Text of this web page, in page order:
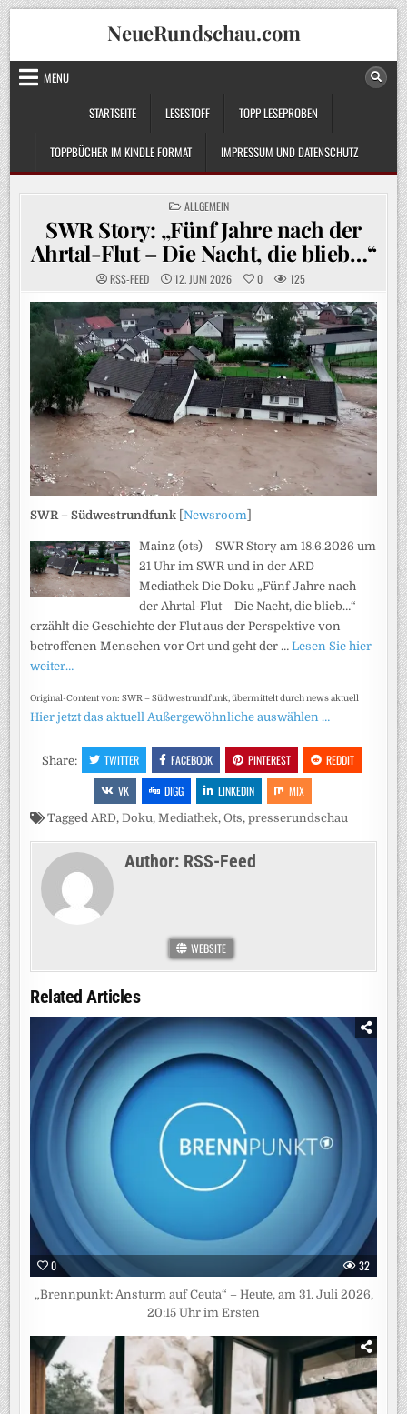
Skip
to
content
NeueRundschau.com
MENU
STARTSEITE
LESESTOFF TOPP LESEPROBEN
TOPPBÜCHER IM KINDLE FORMAT IMPRESSUM UND DATENSCHUTZ
POSTED
IN
ALLGEMEIN
SWR Story: „Fünf Jahre nach der
Ahrtal-Flut – Die Nacht, die blieb…“
RSS-FEED 12. JUNI 2026 0 125
SWR – Südwestrundfunk [Newsroom]
Mainz (ots) – SWR Story am 18.6.2026 um
21 Uhr im SWR und in der ARD
Mediathek Die Doku „Fünf Jahre nach
der Ahrtal-Flut – Die Nacht, die blieb…“
erzählt die Geschichte der Flut aus der Perspektive von
betroffenen Menschen vor Ort und geht der …Lesen Sie hier
weiter…
Original-Content von: SWR – Südwestrundfunk, übermittelt durch news aktuell
Hier jetzt das aktuell Außergewöhnliche auswählen …
Share: TWITTER FACEBOOK PINTEREST
REDDIT
VK
DIGG LINKEDIN MIX
Tagged ARD, Doku, Mediathek,Ots,presserundschau
Author: RSS-Feed
WEBSITE
Related Articles
0 32
„Brennpunkt: Ansturm auf Ceuta“ – Heute, am 31. Juli 2026,
20:15 Uhr im Ersten